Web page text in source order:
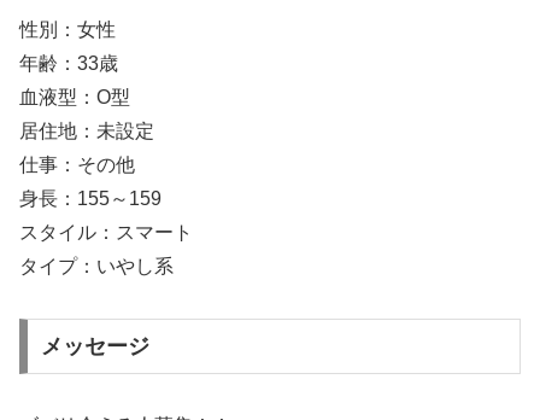
性別：女性
年齢：33歳
血液型：O型
居住地：未設定
仕事：その他
身長：155～159
スタイル：スマート
タイプ：いやし系
メッセージ